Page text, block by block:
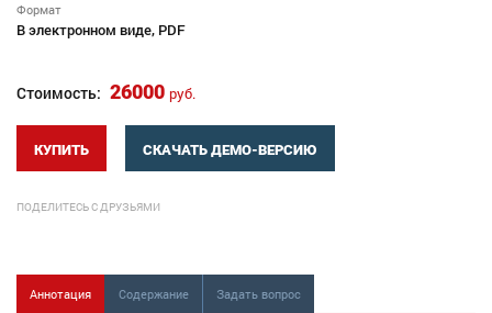
Формат
В электронном виде, PDF
Стоимость: 26000 руб.
КУПИТЬ СКАЧАТЬ ДЕМО-ВЕРСИЮ
ПОДЕЛИТЕСЬ С ДРУЗЬЯМИ
Аннотация Содержание Задать вопрос